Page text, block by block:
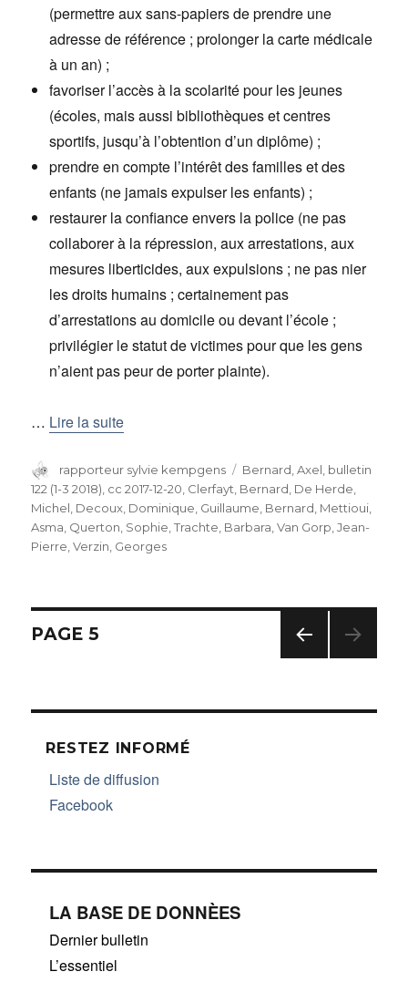
(permettre aux sans-papiers de prendre une
adresse de référence ; prolonger la carte médicale
à un an) ;
favoriser l’accès à la scolarité pour les jeunes
(écoles, mais aussi bibliothèques et centres
sportifs, jusqu’à l’obtention d’un diplôme) ;
prendre en compte l’intérêt des familles et des
enfants (ne jamais expulser les enfants) ;
restaurer la confiance envers la police (ne pas
collaborer à la répression, aux arrestations, aux
mesures liberticides, aux expulsions ; ne pas nier
les droits humains ; certainement pas
d’arrestations au domicile ou devant l’école ;
privilégier le statut de victimes pour que les gens
n’aient pas peur de porter plainte).
… Lire la suite
Auteur
rapporteur sylvie kempgens Catégories
Bernard, Axel bulletin
122 (1-3 2018) cc 2017-12-20 Clerfayt, Bernard De Herde,
Michel Decoux, Dominique Guillaume, Bernard Mettioui,
Asma Querton, Sophie ,Trachte, Barbara ,Van Gorp, Jean-
Pierre ,Verzin, Georges
Navigation
articles
ÉDE
PAGE 5
RESTEZ INFORMÉ
Liste de diffusion
Facebook
LA BASE DE DONNÈES
Dernier bulletin
L’essentiel